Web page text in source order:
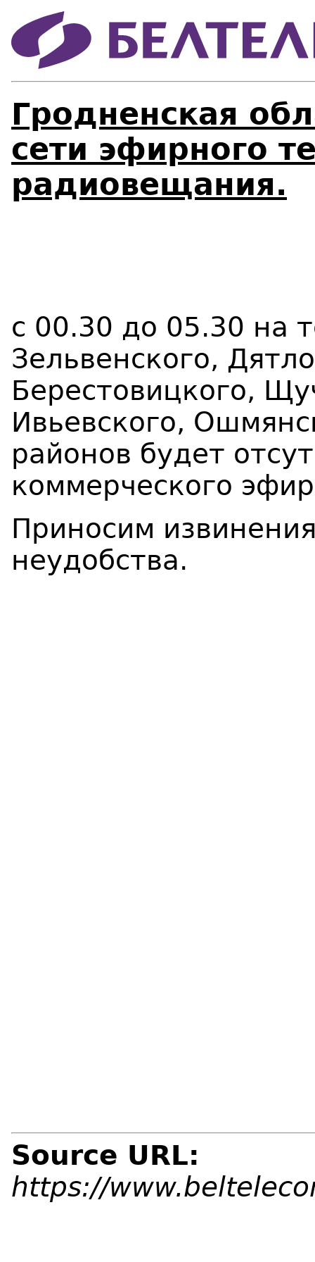
Гродненская
сети эфирного
радиовещания.
с 00.30 до 05.30 на
Зельвенского,
Берестовицкого,
Ивьевского,
районов будет
коммерческого
Приносим
неудобства.
Source URL:
https://